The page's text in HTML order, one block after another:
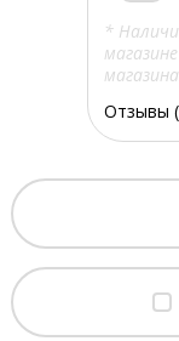
*
Отзывы